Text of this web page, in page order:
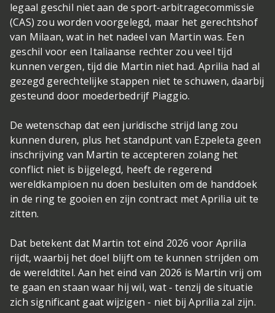
legaal geschil niet aan de sport-arbitragecommissie
(CAS) zou worden voorgelegd, maar het gerechtshof
van Milaan, wat in het nadeel van Martin was. Een
geschil voor een Italiaanse rechter zou veel tijd
kunnen vergen, tijd die Martin niet had. Aprilia had al
gezegd gerechtelijke stappen niet te schuwen, daarbij
gesteund door moederbedrijf Piaggio.
De wetenschap dat een juridische strijd lang zou
kunnen duren, plus het standpunt van Ezpeleta geen
inschrijving van Martin te accepteren zolang het
conflict niet is bijgelegd, heeft de regerend
wereldkampioen nu doen besluiten om de handdoek
in de ring te gooien en zijn contract met Aprilia uit te
zitten.
Dat betekent dat Martin tot eind 2026 voor Aprilia
rijdt, waarbij het doel blijft om te kunnen strijden om
de wereldtitel. Aan het eind van 2026 is Martin vrij om
te gaan en staan waar hij wil, wat - tenzij de situatie
zich significant gaat wijzigen - niet bij Aprilia zal zijn.